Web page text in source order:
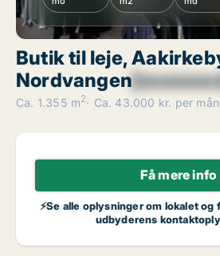
Butik til leje,
Nordvangen
Ca. 1.355 m2 Ca. 43.000 kr. per
Få mere info
⚡Se alle oplysninger om lokalet
udbyderens